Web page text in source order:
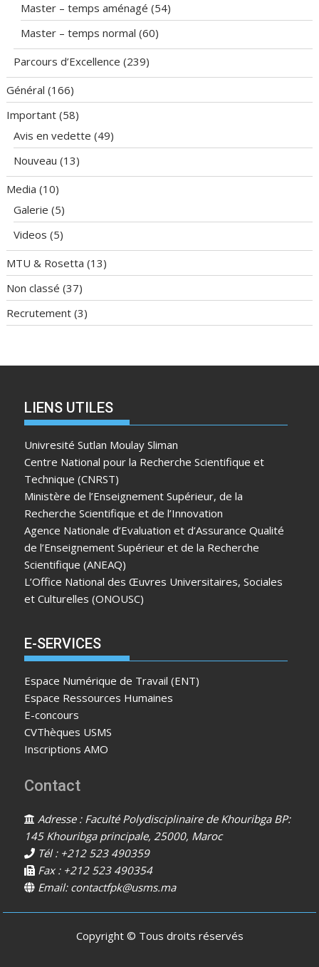
Master – temps aménagé (54)
Master – temps normal (60)
Parcours d’Excellence (239)
Général (166)
Important (58)
Avis en vedette (49)
Nouveau (13)
Media (10)
Galerie (5)
Videos (5)
MTU & Rosetta (13)
Non classé (37)
Recrutement (3)
LIENS UTILES
Univresité Sutlan Moulay Sliman
Centre National pour la Recherche Scientifique et
Technique (CNRST)
Ministère de l’Enseignement Supérieur, de la
Recherche Scientifique et de l’Innovation
Agence Nationale d’Evaluation et d’Assurance Qualité
de l’Enseignement Supérieur et de la Recherche
Scientifique (ANEAQ)
L’Office National des Œuvres Universitaires, Sociales
et Culturelles (ONOUSC)
E-SERVICES
Espace Numérique de Travail (ENT)
Espace Ressources Humaines
E-concours
CVThèques USMS
Inscriptions AMO
Contact
Adresse : Faculté Polydisciplinaire de Khouribga BP:
145 Khouribga principale, 25000, Maroc
Tél : +212 523 490359
Fax : +212 523 490354
Email: contactfpk@usms.ma
Copyright © Tous droits réservés